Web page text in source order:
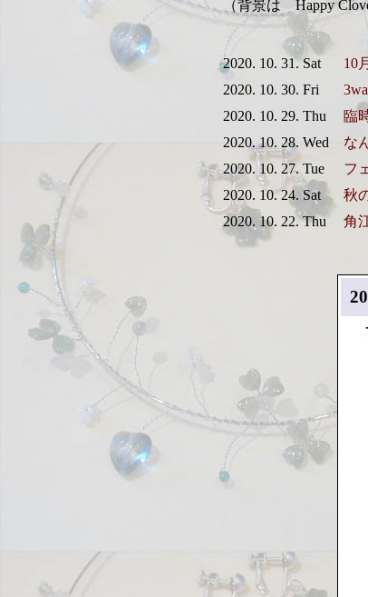
（背景は Happy
2020. 10. 31. Sat
10
2020. 10. 30. Fri
2020. 10. 29. Thu
臨
2020. 10. 28. Wed
な
2020. 10. 27. Tue
フ
2020. 10. 24. Sat
秋
2020. 10. 22. Thu
角